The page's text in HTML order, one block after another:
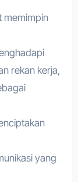
memimpin
rekan kerja,
yang